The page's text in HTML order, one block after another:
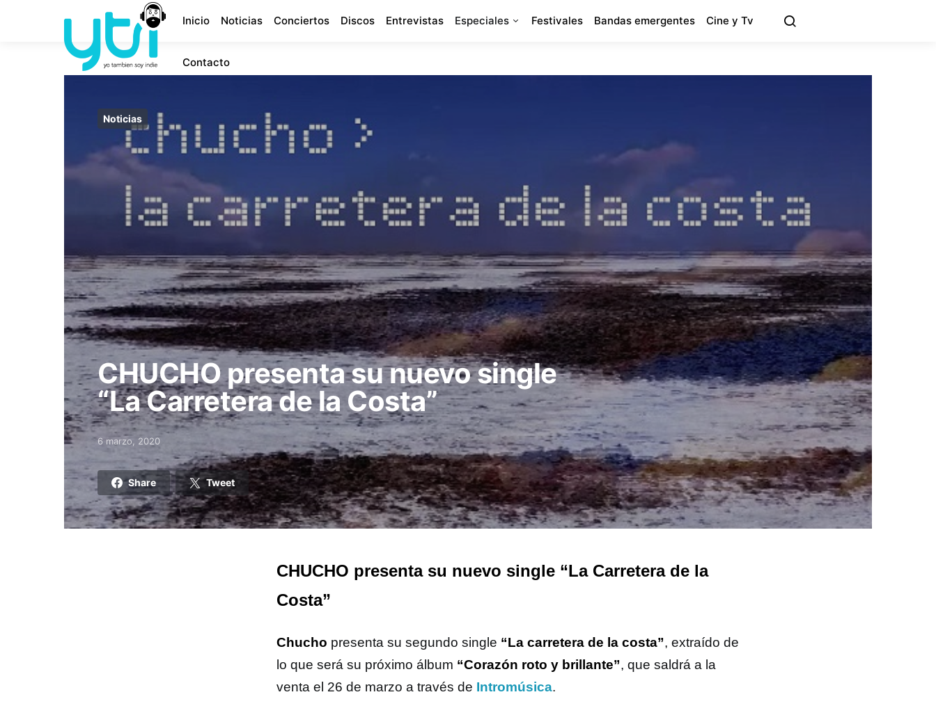
Inicio Noticias Conciertos Discos Entrevistas Especiales Festivales Bandas emergentes Cine y Tv
Contacto
Noticias
CHUCHO presenta su nuevo single
“La Carretera de la Costa”
Posted on
6 marzo, 2020
Share Tweet
CHUCHO presenta su nuevo single “La Carretera de la
Costa”
Chucho presenta su segundo single “La carretera de la costa”, extraído de
lo que será su próximo álbum “Corazón roto y brillante”, que saldrá a la
venta el 26 de marzo a través de Intromúsica.